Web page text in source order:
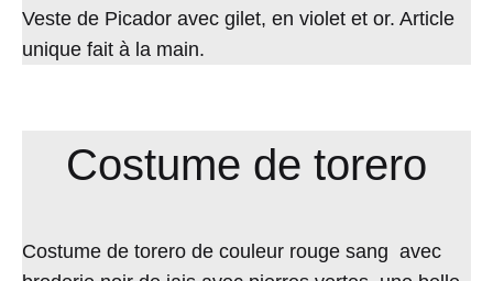
Veste de Picador avec gilet, en violet et or. Article
unique fait à la main.
Costume de torero
Costume de torero de couleur rouge sang avec